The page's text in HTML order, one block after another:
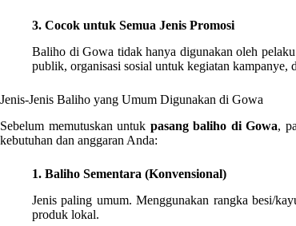
3. Cocok untuk Semua Jenis Promosi
Baliho di Gowa tidak hanya digunakan oleh
publik, organisasi sosial untuk kegiatan
Jenis-Jenis Baliho yang Umum Digunakan di Gowa
Sebelum memutuskan untuk pasang baliho di Gowa,
kebutuhan dan anggaran Anda:
1. Baliho Sementara (Konvensional)
Jenis paling umum. Menggunakan rangka besi/
produk lokal.